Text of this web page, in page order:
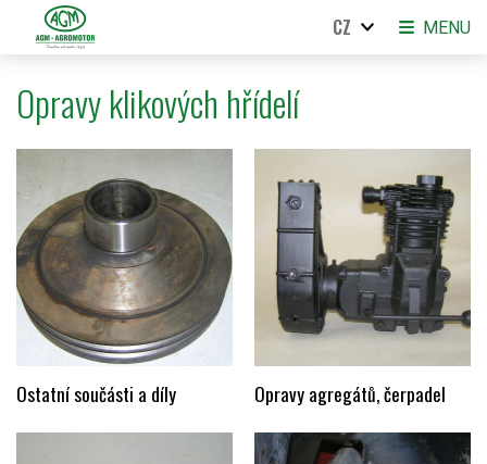
Opravy klikových hřídelí
Ostatní součásti a díly Opravy agregátů, čerpadel
MENU
CZ